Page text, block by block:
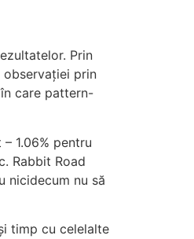
Prin
observației prin
care pattern-
1.06% pentru
Rabbit Road
nicidecum nu să
timp cu celelalte